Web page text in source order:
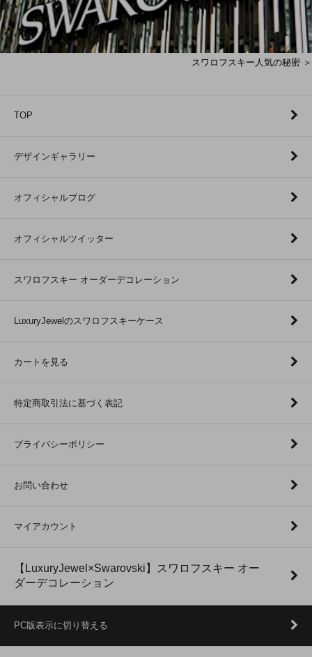
スワロフスキー人気の秘密 ＞
TOP
デザインギャラリー
オフィシャルブログ
オフィシャルツイッター
スワロフスキー オーダーデコレーション
LuxuryJewelのスワロフスキーケース
カートを見る
特定商取引法に基づく表記
プライバシーポリシー
お問い合わせ
マイアカウント
【LuxuryJewel×Swarovski】スワロフスキー オー
ダーデコレーション
PC版表示に切り替える